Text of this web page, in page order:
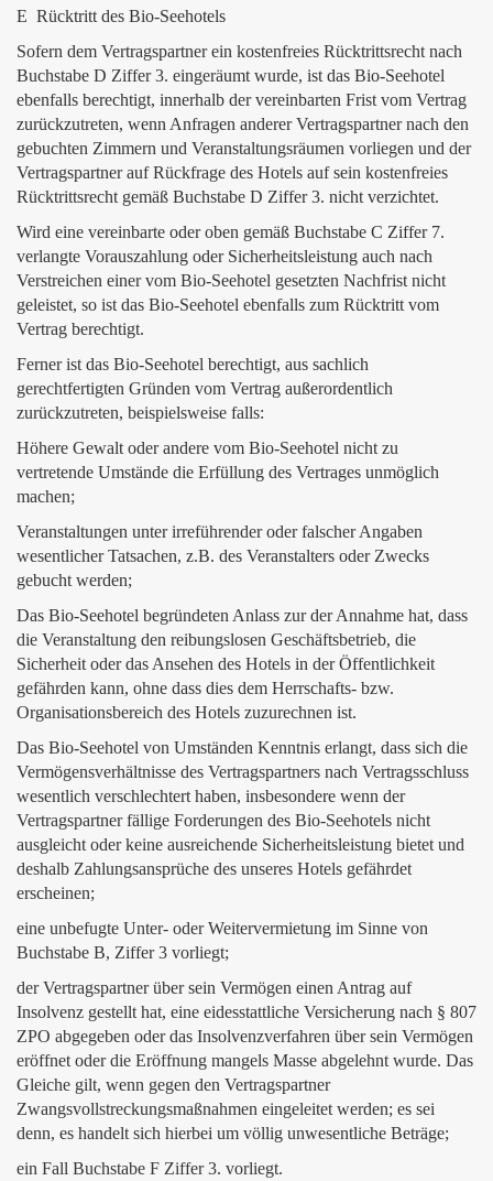
E Rücktritt des Bio-Seehotels
Sofern dem Vertragspartner ein kostenfreies Rücktrittsrecht nach
Buchstabe D Ziffer 3. eingeräumt wurde, ist das Bio-Seehotel
ebenfalls berechtigt, innerhalb der vereinbarten Frist vom Vertrag
zurückzutreten, wenn Anfragen anderer Vertragspartner nach den
gebuchten Zimmern und Veranstaltungsräumen vorliegen und der
Vertragspartner auf Rückfrage des Hotels auf sein kostenfreies
Rücktrittsrecht gemäß Buchstabe D Ziffer 3. nicht verzichtet.
Wird eine vereinbarte oder oben gemäß Buchstabe C Ziffer 7.
verlangte Vorauszahlung oder Sicherheitsleistung auch nach
Verstreichen einer vom Bio-Seehotel gesetzten Nachfrist nicht
geleistet, so ist das Bio-Seehotel ebenfalls zum Rücktritt vom
Vertrag berechtigt.
Ferner ist das Bio-Seehotel berechtigt, aus sachlich
gerechtfertigten Gründen vom Vertrag außerordentlich
zurückzutreten, beispielsweise falls:
Höhere Gewalt oder andere vom Bio-Seehotel nicht zu
vertretende Umstände die Erfüllung des Vertrages unmöglich
machen;
Veranstaltungen unter irreführender oder falscher Angaben
wesentlicher Tatsachen, z.B. des Veranstalters oder Zwecks
gebucht werden;
Das Bio-Seehotel begründeten Anlass zur der Annahme hat, dass
die Veranstaltung den reibungslosen Geschäftsbetrieb, die
Sicherheit oder das Ansehen des Hotels in der Öffentlichkeit
gefährden kann, ohne dass dies dem Herrschafts- bzw.
Organisationsbereich des Hotels zuzurechnen ist.
Das Bio-Seehotel von Umständen Kenntnis erlangt, dass sich die
Vermögensverhältnisse des Vertragspartners nach Vertragsschluss
wesentlich verschlechtert haben, insbesondere wenn der
Vertragspartner fällige Forderungen des Bio-Seehotels nicht
ausgleicht oder keine ausreichende Sicherheitsleistung bietet und
deshalb Zahlungsansprüche des unseres Hotels gefährdet
erscheinen;
eine unbefugte Unter- oder Weitervermietung im Sinne von
Buchstabe B, Ziffer 3 vorliegt;
der Vertragspartner über sein Vermögen einen Antrag auf
Insolvenz gestellt hat, eine eidesstattliche Versicherung nach § 807
ZPO abgegeben oder das Insolvenzverfahren über sein Vermögen
eröffnet oder die Eröffnung mangels Masse abgelehnt wurde. Das
Gleiche gilt, wenn gegen den Vertragspartner
Zwangsvollstreckungsmaßnahmen eingeleitet werden; es sei
denn, es handelt sich hierbei um völlig unwesentliche Beträge;
ein Fall Buchstabe F Ziffer 3. vorliegt.